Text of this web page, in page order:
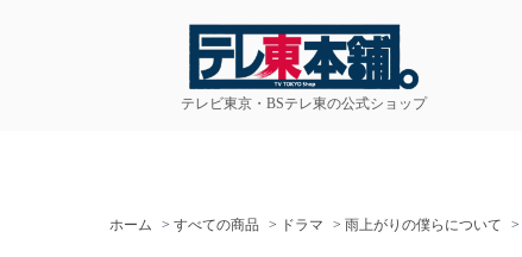
テレビ東京・BSテレ東の公式ショップ
ホーム > すべての商品 > ドラマ > 雨上がりの僕らについて >